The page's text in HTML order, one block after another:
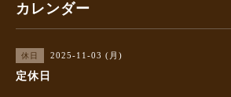
カレンダー
休日 2025-11-03 (月)
定休日